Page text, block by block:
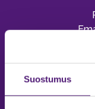
Suostumus